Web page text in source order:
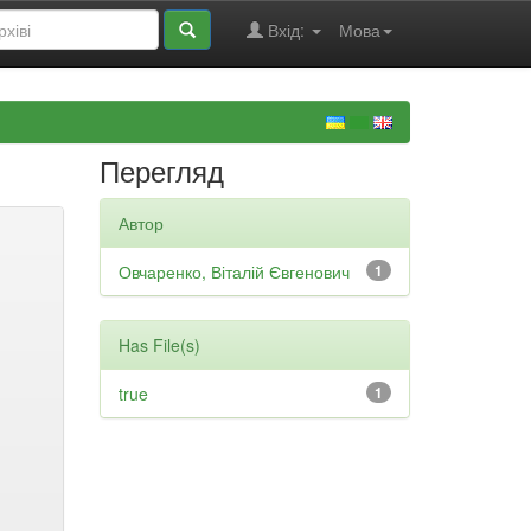
Мова
Вхід:
Перегляд
Автор
1
Овчаренко, Віталій Євгенович
Has File(s)
1
true